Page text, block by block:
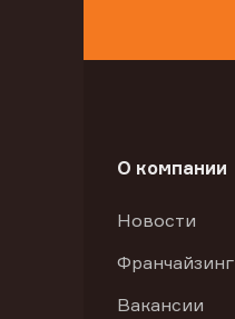
О компании
Новости
Франчайзинг
Вакансии